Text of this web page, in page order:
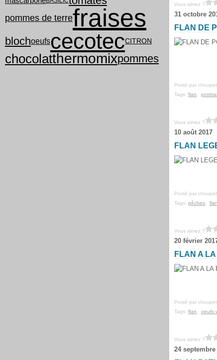
pommes de terrefraises
blochoeufscecotecCITRON
chocolatthermomixpommes
Vous aimez ?
31 octobre
FLAN DE
Posté par
Tags: flan
Vous aimez ?
10 août 2017
FLAN
Posté par
Tags: pêches flan
Vous aimez ?
20 février
FLAN A
Posté par
Tags: flan oeufs
Vous aimez ?
24 septembre